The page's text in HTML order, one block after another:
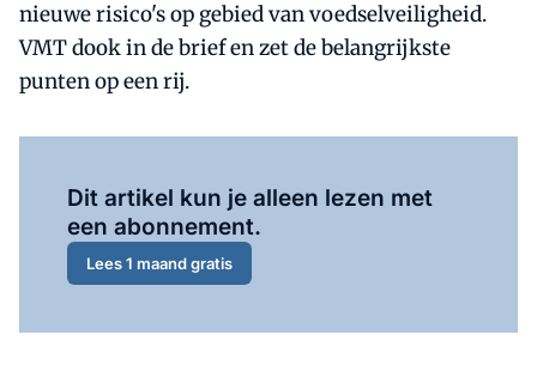
nieuwe risico's op gebied van voedselveiligheid.
VMT dook in de brief en zet de belangrijkste
punten op een rij.
Dit artikel kun je alleen lezen met
een abonnement.
Lees 1 maand gratis